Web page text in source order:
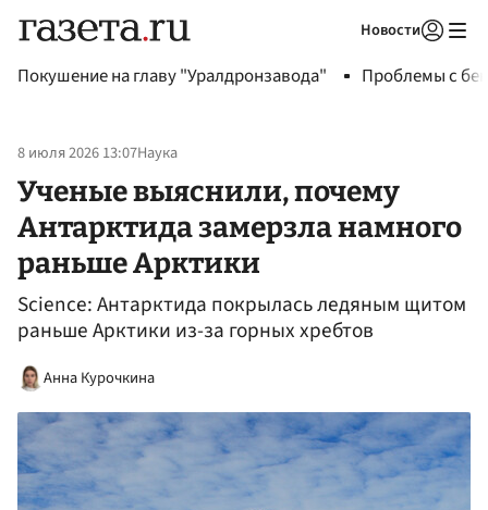
Новости
Покушение на главу "Уралдронзавода" Проблемы с
8 июля 2026 13:07Наука
Ученые выяснили, почему
Антарктида замерзла намного
раньше Арктики
Science: Антарктида покрылась ледяным щитом
раньше Арктики из-за горных хребтов
Анна Курочкина